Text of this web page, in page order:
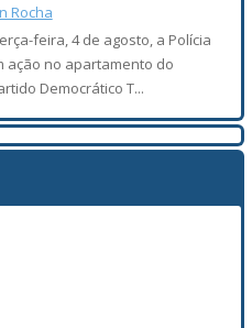
Rocha
feira, 4 de agosto, a Polícia
ação no apartamento do
Democrático T...